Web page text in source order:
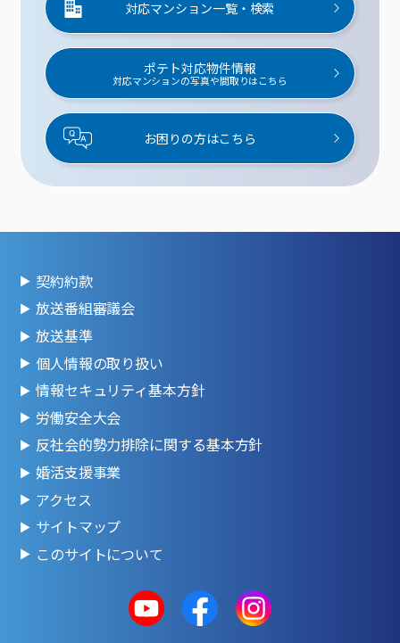
対応マンション一覧・検索
ポテト対応物件情報
対応マンションの写真や間取りはこちら
お困りの方はこちら
契約約款
放送番組審議会
放送基準
個人情報の取り扱い
情報セキュリティ基本方針
労働安全大会
反社会的勢力排除に関する基本方針
婚活支援事業
アクセス
サイトマップ
このサイトについて